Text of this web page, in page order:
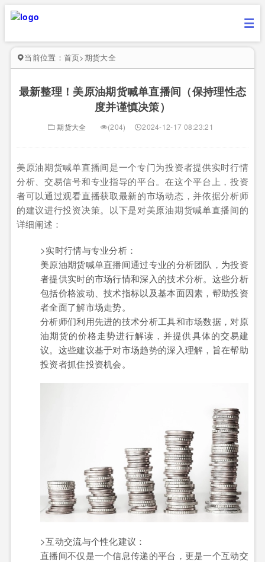
当前位置： 首页>期货大全
最新整理！美原油期货喊单直播间（保持理性态
度并谨慎决策）
期货大全 (204) 2024-12-17 08:23:21
美原油期货喊单直播间是一个专门为投资者提供实时行情
分析、交易信号和专业指导的平台。在这个平台上，投资
者可以通过观看直播获取最新的市场动态，并依据分析师
的建议进行投资决策。以下是对美原油期货喊单直播间的
详细阐述：
>实时行情与专业分析：
美原油期货喊单直播间通过专业的分析团队，为投资
者提供实时的市场行情和深入的技术分析。这些分析
包括价格波动、技术指标以及基本面因素，帮助投资
者全面了解市场走势。
分析师们利用先进的技术分析工具和市场数据，对原
油期货的价格走势进行解读，并提供具体的交易建
议。这些建议基于对市场趋势的深入理解，旨在帮助
投资者抓住投资机会。
>互动交流与个性化建议：
直播间不仅是一个信息传递的平台，更是一个互动交